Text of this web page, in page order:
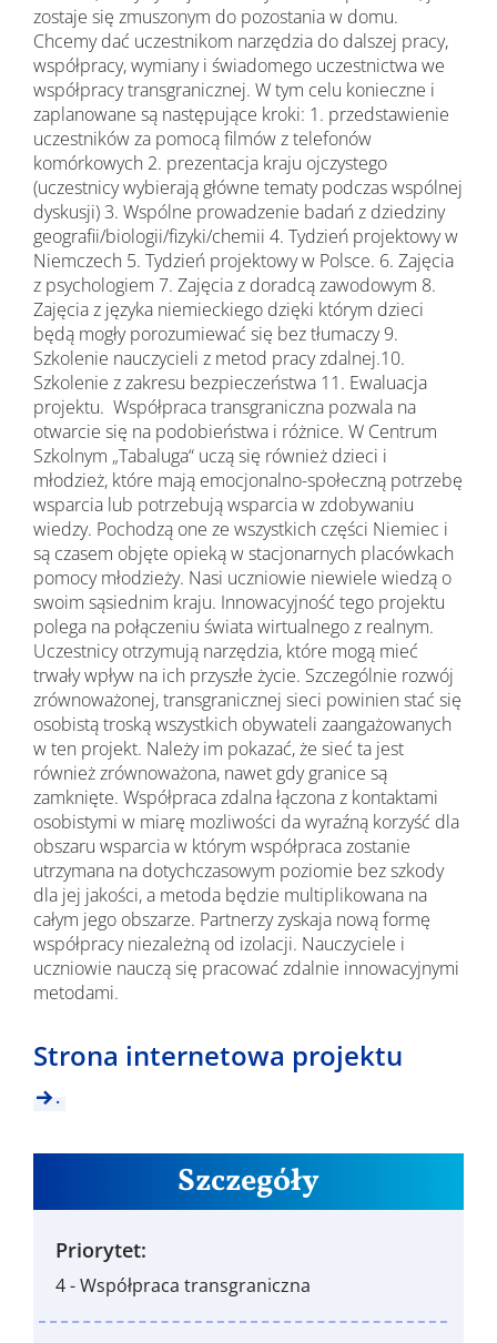
zostaje się zmuszonym do pozostania w domu.
Chcemy dać uczestnikom narzędzia do dalszej pracy,
współpracy, wymiany i świadomego uczestnictwa we
współpracy transgranicznej. W tym celu konieczne i
zaplanowane są następujące kroki: 1. przedstawienie
uczestników za pomocą filmów z telefonów
komórkowych 2. prezentacja kraju ojczystego
(uczestnicy wybierają główne tematy podczas wspólnej
dyskusji) 3. Wspólne prowadzenie badań z dziedziny
geografii/biologii/fizyki/chemii 4. Tydzień projektowy w
Niemczech 5. Tydzień projektowy w Polsce. 6. Zajęcia
z psychologiem 7. Zajęcia z doradcą zawodowym 8.
Zajęcia z języka niemieckiego dzięki którym dzieci
będą mogły porozumiewać się bez tłumaczy 9.
Szkolenie nauczycieli z metod pracy zdalnej.10.
Szkolenie z zakresu bezpieczeństwa 11. Ewaluacja
projektu. Współpraca transgraniczna pozwala na
otwarcie się na podobieństwa i różnice. W Centrum
Szkolnym „Tabaluga“ uczą się również dzieci i
młodzież, które mają emocjonalno-społeczną potrzebę
wsparcia lub potrzebują wsparcia w zdobywaniu
wiedzy. Pochodzą one ze wszystkich części Niemiec i
są czasem objęte opieką w stacjonarnych placówkach
pomocy młodzieży. Nasi uczniowie niewiele wiedzą o
swoim sąsiednim kraju. Innowacyjność tego projektu
polega na połączeniu świata wirtualnego z realnym.
Uczestnicy otrzymują narzędzia, które mogą mieć
trwały wpływ na ich przyszłe życie. Szczególnie rozwój
zrównoważonej, transgranicznej sieci powinien stać się
osobistą troską wszystkich obywateli zaangażowanych
w ten projekt. Należy im pokazać, że sieć ta jest
również zrównoważona, nawet gdy granice są
zamknięte. Współpraca zdalna łączona z kontaktami
osobistymi w miarę mozliwości da wyraźną korzyść dla
obszaru wsparcia w którym współpraca zostanie
utrzymana na dotychczasowym poziomie bez szkody
dla jej jakości, a metoda będzie multiplikowana na
całym jego obszarze. Partnerzy zyskaja nową formę
współpracy niezależną od izolacji. Nauczyciele i
uczniowie nauczą się pracować zdalnie innowacyjnymi
metodami.
Strona internetowa projektu
.
Szczegóły
Priorytet:
4 - Współpraca transgraniczna